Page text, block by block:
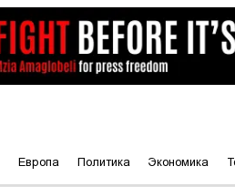
Европа Политика Экономика